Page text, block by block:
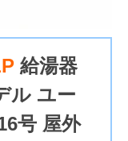
給湯器
ル ユー
号 屋外